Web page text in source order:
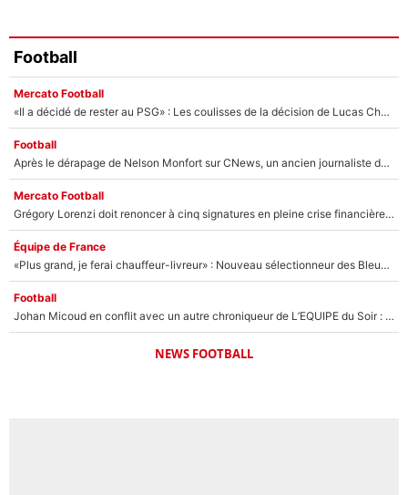
Football
Mercato Football
«Il a décidé de rester au PSG» : Les coulisses de la décision de Lucas Chevalier pour son transfert
Football
Après le dérapage de Nelson Monfort sur CNews, un ancien journaliste de France Télévisions relance la polémique sur les incendies en Gironde
Mercato Football
Grégory Lorenzi doit renoncer à cinq signatures en pleine crise financière : L’IA propose sept noms à l’OM pour un mercato réussi... à seulement 5M€ !
Équipe de France
«Plus grand, je ferai chauffeur-livreur» : Nouveau sélectionneur des Bleus, Zinédine Zidane s’était imaginé un avenir très différent lorsqu'il était enfant
Football
Johan Micoud en conflit avec un autre chroniqueur de L’EQUIPE du Soir : «Pendant un moment, je ne les ai pas remis ensemble dans l'émission»
NEWS FOOTBALL